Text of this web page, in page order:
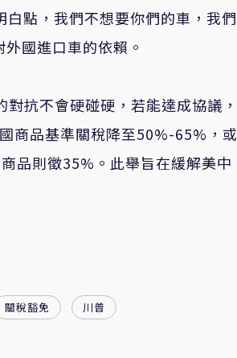
點，我們不想要你們的車，我們
國進口車的依賴。
對抗不會硬碰硬，若能達成協議，
商品基準關稅降至50%-65% ，或
品則徵35% 。此舉旨在緩解美中
關稅豁免 川普